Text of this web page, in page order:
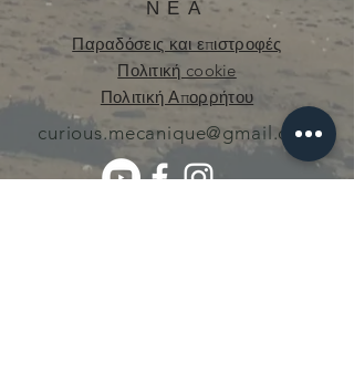
ΝΕΑ
Παραδόσεις και επιστροφές
Πολιτική cookie
Πολιτική Απορρήτου
curious.mecanique@gmail.com